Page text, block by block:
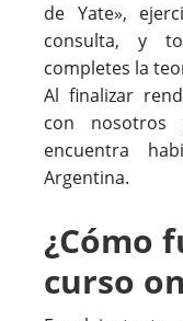
de Yate»,
consulta, y
completes la
Al finalizar
con
encuentra
Argentina.
¿Cómo
curso